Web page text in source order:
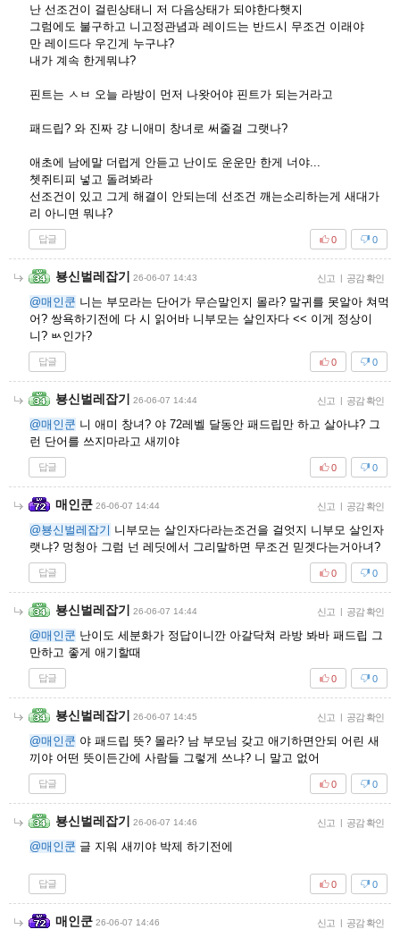
난 선조건이 걸린상태니 저 다음상태가 되야한다햇지
그럼에도 불구하고 니고정관념과 레이드는 반드시 무조건 이래야
만 레이드다 우긴게 누구냐?
내가 계속 한게뭐냐?
핀트는 ㅅㅂ 오늘 라방이 먼저 나왓어야 핀트가 되는거라고
패드립? 와 진짜 걍 니애미 창녀로 써줄걸 그랫나?
애초에 남에말 더럽게 안듣고 난이도 운운만 한게 너야...
쳇쥐티피 넣고 돌려봐라
선조건이 있고 그게 해결이 안되는데 선조건 깨는소리하는게 새대가
리 아니면 뭐냐?
답글 0
0
뵹신벌레잡기 26-06-07 14:43 신고 | 공감 확인
@매인쿤 니는 부모라는 단어가 무슨말인지 몰라? 말귀를 못알아 쳐먹
어? 쌍욕하기전에 다 시 읽어바 니부모는 살인자다 << 이게 정상이
니? ㅄ인가?
답글 0
0
뵹신벌레잡기 26-06-07 14:44 신고 | 공감 확인
@매인쿤 니 애미 창녀? 야 72레벨 달동안 패드립만 하고 살아냐? 그
런 단어를 쓰지마라고 새끼야
답글 0
0
매인쿤 26-06-07 14:44 신고 | 공감 확인
@뵹신벌레잡기 니부모는 살인자다라는조건을 걸엇지 니부모 살인자
랫냐? 멍청아 그럼 넌 레딧에서 그리말하면 무조건 믿겟다는거아녀?
답글 0
0
뵹신벌레잡기 26-06-07 14:44 신고 | 공감 확인
@매인쿤 난이도 세분화가 정답이니깐 아갈닥쳐 라방 봐바 패드립 그
만하고 좋게 애기할때
답글 0
0
뵹신벌레잡기 26-06-07 14:45 신고 | 공감 확인
@매인쿤 야 패드립 뜻? 몰라? 남 부모님 갖고 애기하면안되 어린 새
끼야 어떤 뜻이든간에 사람들 그렇게 쓰냐? 니 말고 없어
답글 0
0
뵹신벌레잡기 26-06-07 14:46 신고 | 공감 확인
@매인쿤 글 지워 새끼야 박제 하기전에
답글 0
0
매인쿤 26-06-07 14:46 신고 | 공감 확인